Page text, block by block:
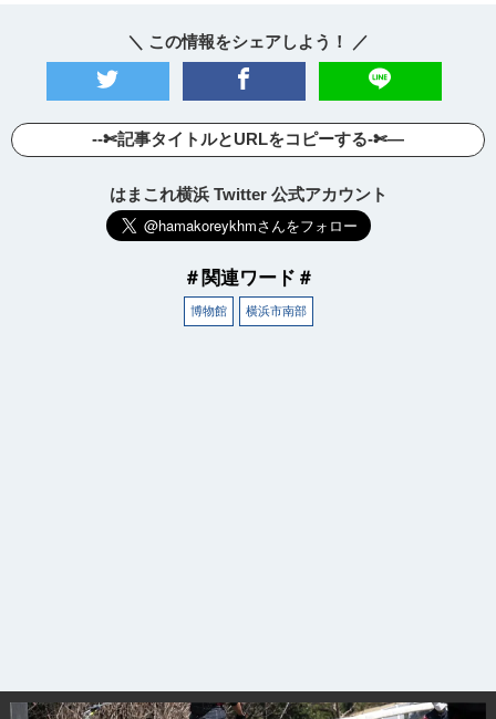
＼ この情報をシェアしよう！ ／
--✄記事タイトルとURLをコピーする-✄—
はまこれ横浜 Twitter 公式アカウント
＃関連ワード＃
博物館 横浜市南部